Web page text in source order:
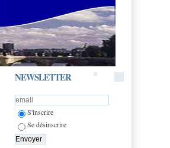
NEWSLETTER
S'inscrire
Se désinscrire